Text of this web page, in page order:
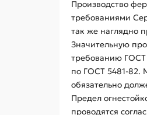
Производство
требованиями
так же наглядно
Значительную
требованию ГОСТ
по ГОСТ 5481-82.
обязательно
Предел
проводятся